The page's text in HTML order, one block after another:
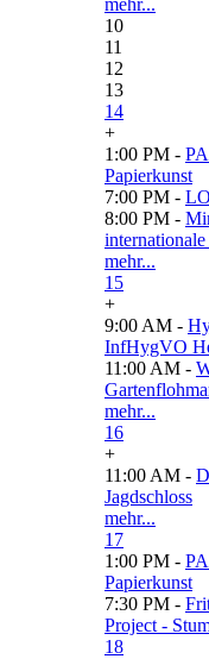
mehr...
10
11
12
13
14
+
1:00 PM -
Papierkunst
7:00 PM -
8:00 PM -
mehr...
15
+
9:00 AM -
InfHygVO
11:00 AM -
mehr...
16
+
11:00 AM -
Jagdschloss
mehr...
17
1:00 PM -
Papierkunst
7:30 PM -
Project -
18